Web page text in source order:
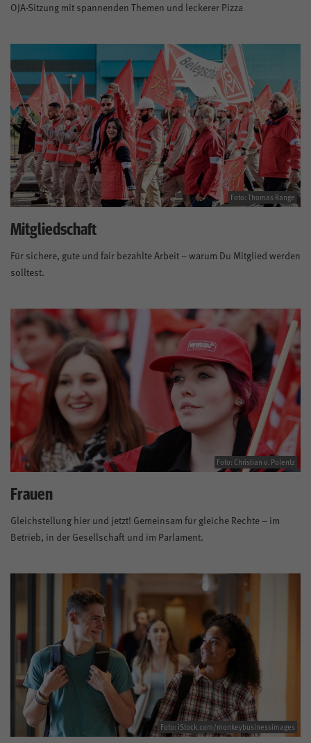
OJA-Sitzung mit spannenden Themen und leckerer Pizza
Foto: Thomas Range
Mitgliedschaft
Für sichere, gute und fair bezahlte Arbeit – warum Du Mitglied werden
solltest.
Foto: Christian v. Polentz
Frauen
Gleichstellung hier und jetzt! Gemeinsam für gleiche Rechte – im
Betrieb, in der Gesellschaft und im Parlament.
Foto: iStock.com/monkeybusinessimages